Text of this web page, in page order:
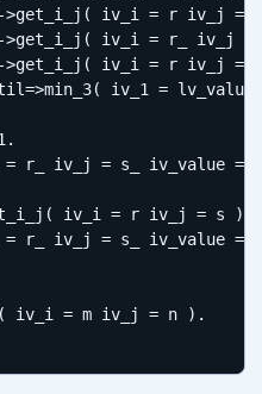
>get_i_j( iv_i = r iv_j =
>get_i_j( iv_i = r_ iv_j
>get_i_j( iv_i = r iv_j =
iv_1 =
r_ iv_j = s_ iv_value =
iv_i = r iv_j = s ).
r_ iv_j = s_ iv_value =
iv_i = m iv_j = n ).